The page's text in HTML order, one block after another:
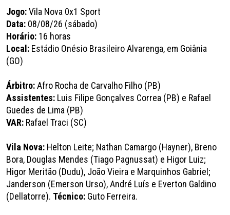
Jogo:Vila Nova 0x1 Sport
Data: 08/08/26 (sábado)
Horário: 16 horas
Local: Estádio Onésio Brasileiro Alvarenga, em Goiânia
(GO)
Árbitro:Afro Rocha de Carvalho Filho (PB)
Assistentes: Luis Filipe Gonçalves Correa (PB) e Rafael
Guedes de Lima (PB)
VAR: Rafael Traci (SC)
Vila Nova: Helton Leite; Nathan Camargo (Hayner), Breno
Bora, Douglas Mendes (Tiago Pagnussat) e Higor Luiz;
Higor Meritão (Dudu), João Vieira e Marquinhos Gabriel;
Janderson (Emerson Urso), André Luís e Everton Galdino
(Dellatorre). Técnico: Guto Ferreira.